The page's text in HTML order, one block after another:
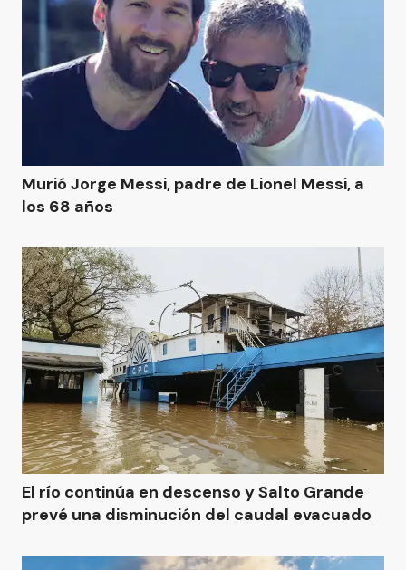
Murió Jorge Messi, padre de Lionel Messi, a
los 68 años
El río continúa en descenso y Salto Grande
prevé una disminución del caudal evacuado